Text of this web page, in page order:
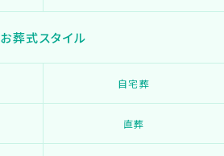
お葬式スタイル
自宅葬
直葬